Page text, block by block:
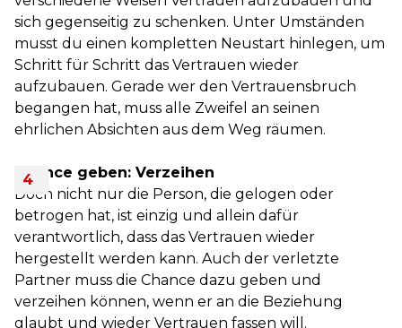
sich gegenseitig zu schenken. Unter Umständen
musst du einen kompletten Neustart hinlegen, um
Schritt für Schritt das Vertrauen wieder
aufzubauen. Gerade wer den Vertrauensbruch
begangen hat, muss alle Zweifel an seinen
ehrlichen Absichten aus dem Weg räumen.
Chance geben: Verzeihen
Doch nicht nur die Person, die gelogen oder
betrogen hat, ist einzig und allein dafür
verantwortlich, dass das Vertrauen wieder
hergestellt werden kann. Auch der verletzte
Partner muss die Chance dazu geben und
verzeihen können, wenn er an die Beziehung
glaubt und wieder Vertrauen fassen will.